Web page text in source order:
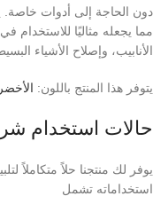
دون الحاجة إلى أدوات خاصة.
مما يجعله مثاليًا للاستخدام
الأنابيب، وإصلاح الأشياء
يتوفر هذا المنتج باللون: الأخضر
حالات استخدام
يوفر لك منتجنا حلاً متكاملاً
استخداماته تشمل